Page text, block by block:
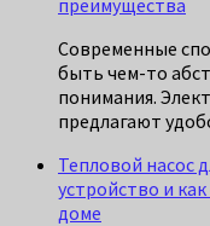
Современные
быть чем-то
понимания.
предлагают
Тепловой насос
устройство и
доме